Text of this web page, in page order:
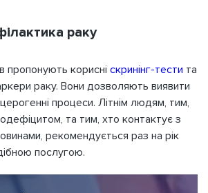
раку
пропонують корисні скринінг-тести та
раку. Вони дозволяють виявити
процеси. Літнім людям, тим,
та тим, хто контактує з
рекомендується раз на рік
послугою.